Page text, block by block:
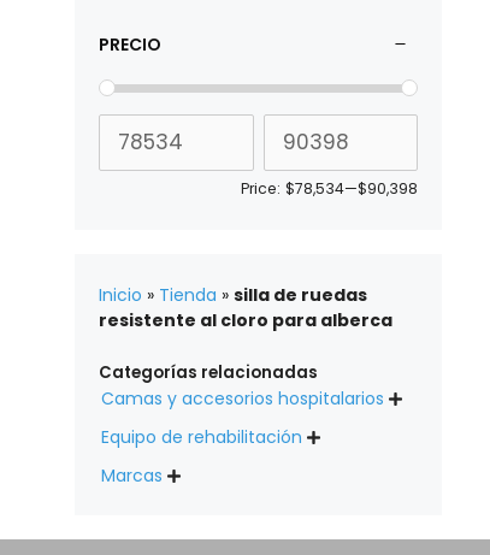
PRECIO
Price: $78,534—$90,398
Inicio » Tienda » silla de ruedas
resistente al cloro para alberca
Categorías relacionadas
Camas y accesorios hospitalarios 
Equipo de rehabilitación 
Marcas 